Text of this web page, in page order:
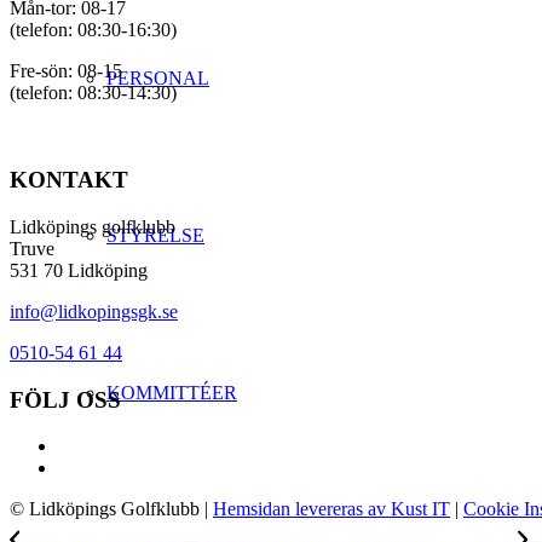
PERSONAL
STYRELSE
KOMMITTÉER
Mån-tor: 08-17
(telefon: 08:30-16:30)
Fre-sön: 08-15
(telefon: 08:30-14:30)
KONTAKT
Lidköpings golfklubb
Truve
531 70 Lidköping
info@lidkopingsgk.se
0510-54 61 44
FÖLJ OSS
© Lidköpings Golfklubb | Hemsidan levereras av Kust IT | Cookie